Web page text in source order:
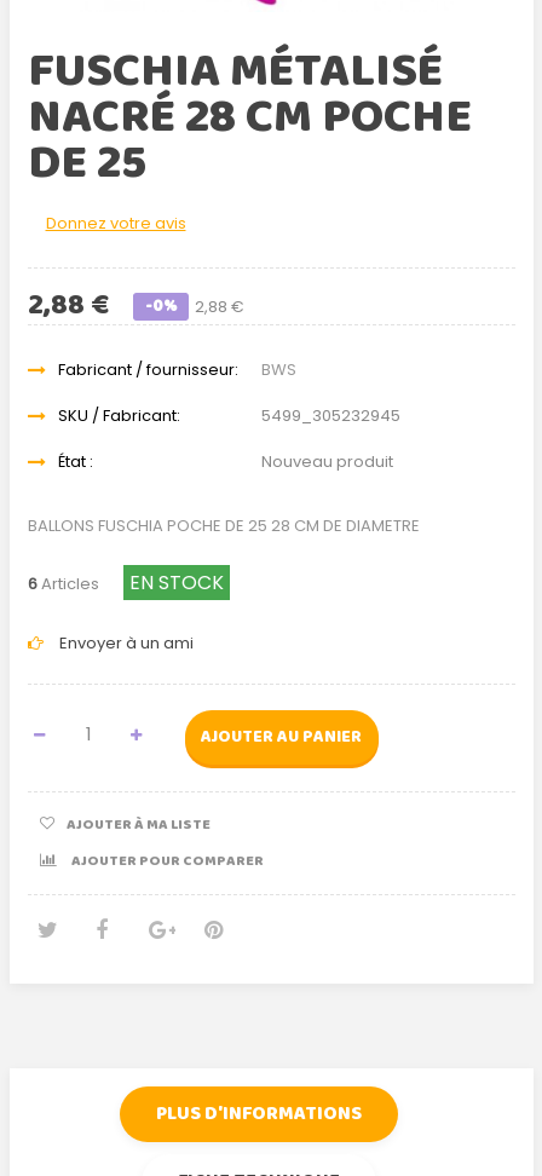
FUSCHIA MÉTALISÉ
NACRÉ 28 CM POCHE
DE 25
Donnez votre avis
2,88 €
2,88 € -0%
Fabricant / fournisseur:
BWS
SKU / Fabricant:
5499_305232945
État :
Nouveau produit
BALLONS FUSCHIA POCHE DE 25 28 CM DE DIAMETRE
6Articles EN STOCK
Envoyer à un ami
AJOUTER AU PANIER
AJOUTER À MA LISTE
AJOUTER POUR COMPARER
PLUS D'INFORMATIONS